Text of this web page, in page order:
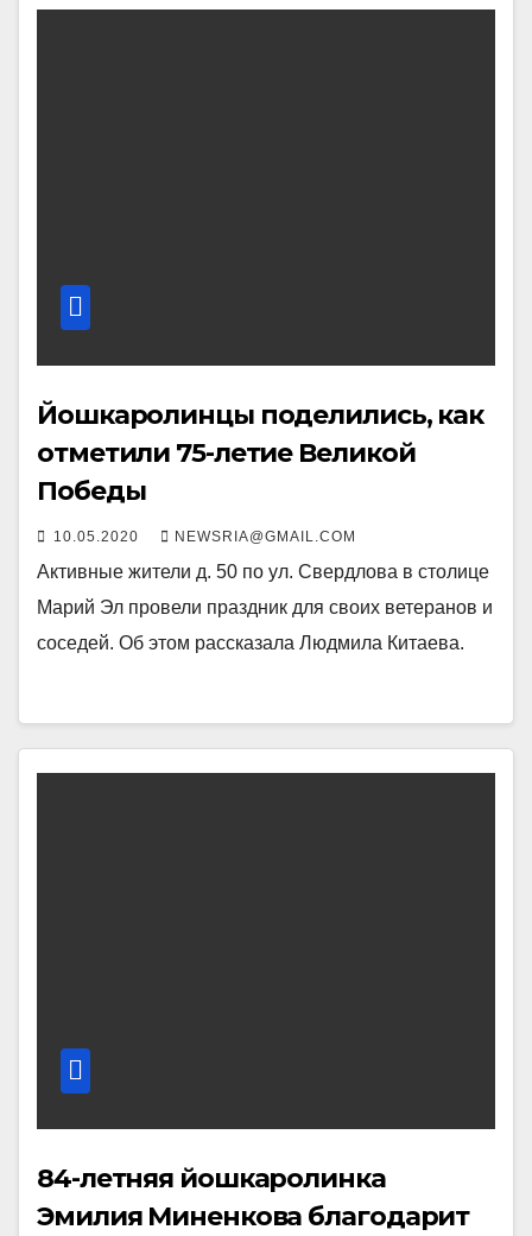
Йошкаролинцы поделились, как
отметили 75-летие Великой
Победы
10.05.2020 NEWSRIA@GMAIL.COM
Активные жители д. 50 по ул. Свердлова в столице
Марий Эл провели праздник для своих ветеранов и
соседей. Об этом рассказала Людмила Китаева.
84-летняя йошкаролинка
Эмилия Миненкова благодарит